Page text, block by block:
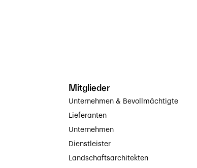
Mitglieder
Unternehmen & Bevollmächtigte
Lieferanten
Unternehmen
Dienstleister
Landschaftsarchitekten